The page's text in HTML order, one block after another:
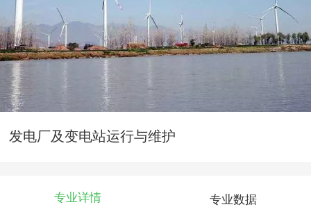
发电厂及变电站运行与维护
专业详情 专业数据